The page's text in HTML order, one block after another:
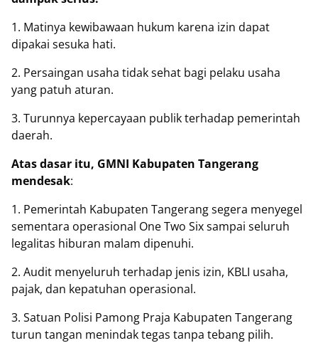
1. Matinya kewibawaan hukum karena izin dapat
dipakai sesuka hati.
2. Persaingan usaha tidak sehat bagi pelaku usaha
yang patuh aturan.
3. Turunnya kepercayaan publik terhadap pemerintah
daerah.
Atas dasar itu, GMNI Kabupaten Tangerang
mendesak:
1. Pemerintah Kabupaten Tangerang segera menyegel
sementara operasional One Two Six sampai seluruh
legalitas hiburan malam dipenuhi.
2. Audit menyeluruh terhadap jenis izin, KBLI usaha,
pajak, dan kepatuhan operasional.
3. Satuan Polisi Pamong Praja Kabupaten Tangerang
turun tangan menindak tegas tanpa tebang pilih.